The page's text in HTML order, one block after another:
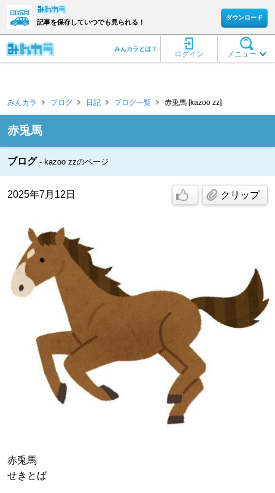
記事を保存していつでも見られる！
ダウンロード
メニュー
ログイン
みんカラとは？
みんカラ ブログ 日記 ブログ一覧 赤兎馬 [kazoo zz]
赤兎馬
ブログ kazoo zzのページ
2025年7月12日 クリップ
赤兎馬
せきとば